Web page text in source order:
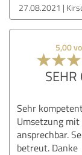
27.08.2021
5,00
SEHR
Sehr
Umsetzung
ansprechbar.
betreut. Danke